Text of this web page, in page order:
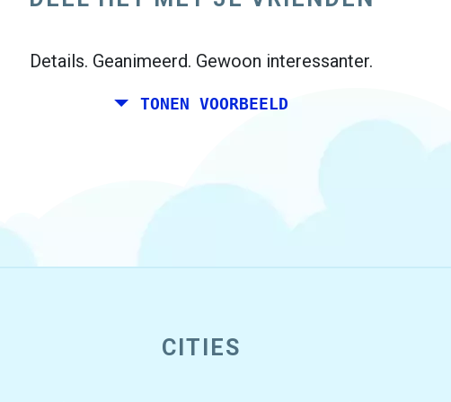
Details. Geanimeerd. Gewoon interessanter.
TONEN VOORBEELD
CITIES